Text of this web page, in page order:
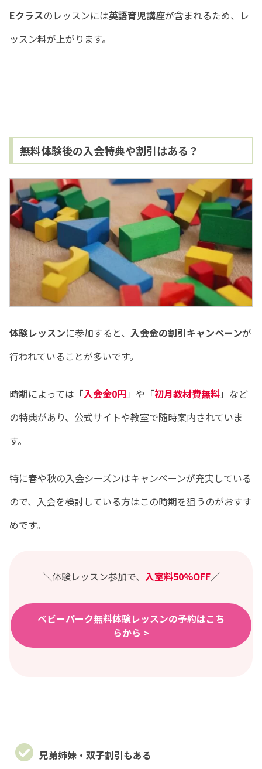
Eクラスのレッスンには英語育児講座が含まれるため、レ
ッスン料が上がります。
無料体験後の入会特典や割引はある？
体験レッスンに参加すると、 入会金の割引キャンペーンが
行われていることが多いです。
時期によっては「入会金0円 」や「初月教材費無料」など
の特典があり、公式サイトや教室で随時案内されていま
す。
特に春や秋の入会シーズンはキャンペーンが充実している
ので、入会を検討している方はこの時期を狙うのがおすす
めです。
＼体験レッスン参加で、 入室料50%OFF／
ベビーパーク無料体験レッスンの予約はこち
らから >
兄弟姉妹・双子割引もある